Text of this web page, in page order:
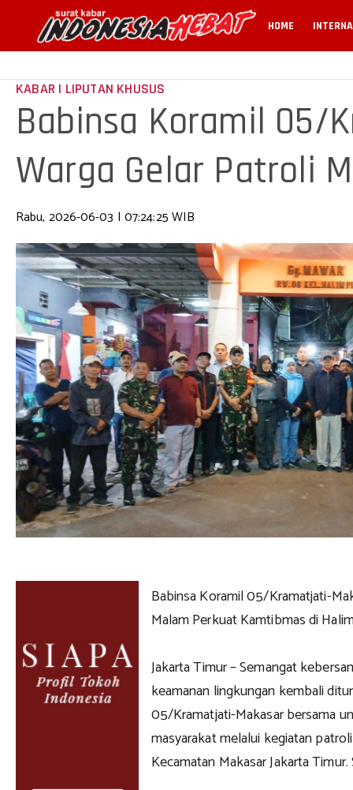
HOME
KABAR | LIPUTAN KHUSUS
Babinsa Koramil 05/
Warga Gelar Patroli
Rabu, 2026-06-03 | 07:24:25 WIB
Babinsa Koramil 05/Kramatjati-
Malam Perkuat Kamtibmas di
Jakarta Timur – Semangat
keamanan lingkungan kembali
05/Kramatjati-Makasar bersama
masyarakat melalui kegiatan
Kecamatan Makasar Jakarta